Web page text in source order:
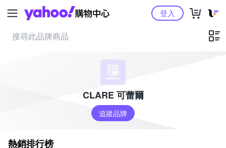
Yahoo購物中心登入
CLARE 可蕾爾
追蹤品牌
熱銷排行榜